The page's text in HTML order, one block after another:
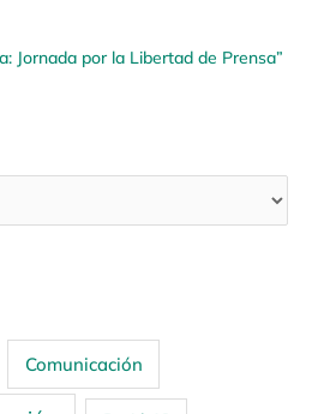
Jornada por la Libertad de Prensa”
Comunicación